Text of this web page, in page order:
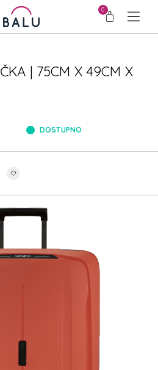
0
| 75CM X 49CM X
DOSTUPNO